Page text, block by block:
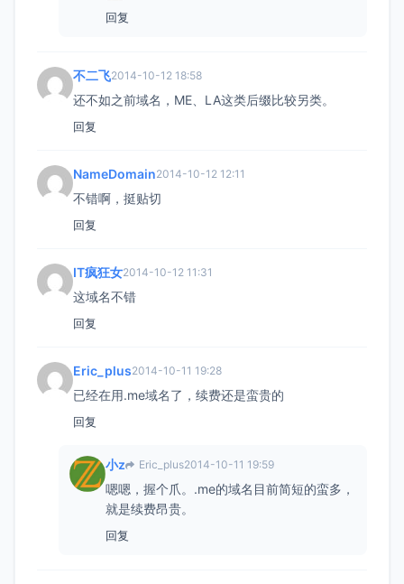
回复
不二飞2014-10-12 18:58
还不如之前域名，ME、LA这类后缀比较另类。
回复
NameDomain2014-10-12 12:11
不错啊，挺贴切
回复
IT疯狂女2014-10-12 11:31
这域名不错
回复
Eric_plus2014-10-11 19:28
已经在用.me域名了，续费还是蛮贵的
回复
小z Eric_plus2014-10-11 19:59
嗯嗯，握个爪。.me的域名目前简短的蛮多，
就是续费昂贵。
回复